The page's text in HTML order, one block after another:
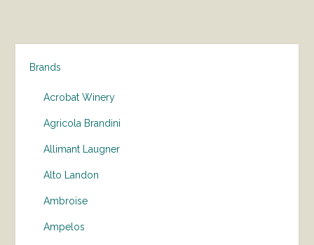
Brands
Acrobat Winery
Agricola Brandini
Allimant Laugner
Alto Landon
Ambroise
Ampelos